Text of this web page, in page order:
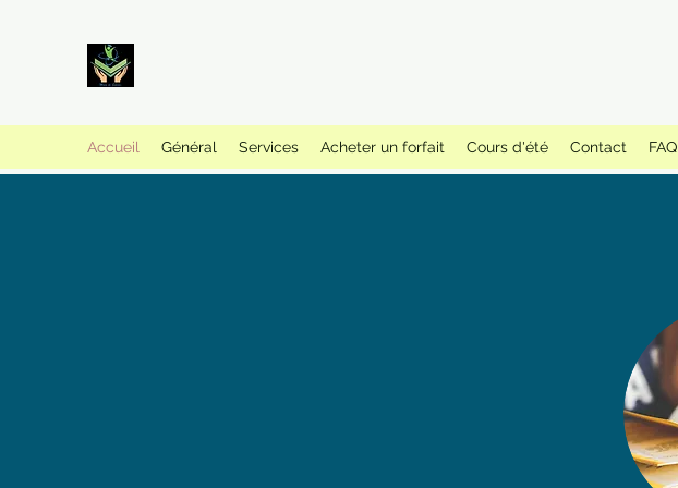
Accueil Général Services Acheter un forfait Cours d'été Contact FAQ